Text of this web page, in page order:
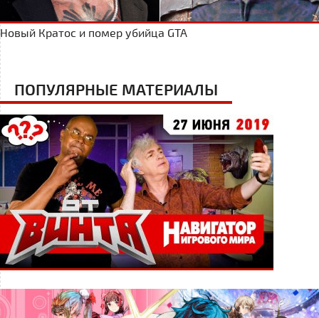
Новый Кратос и помер убийца GTA
ПОПУЛЯРНЫЕ МАТЕРИАЛЫ